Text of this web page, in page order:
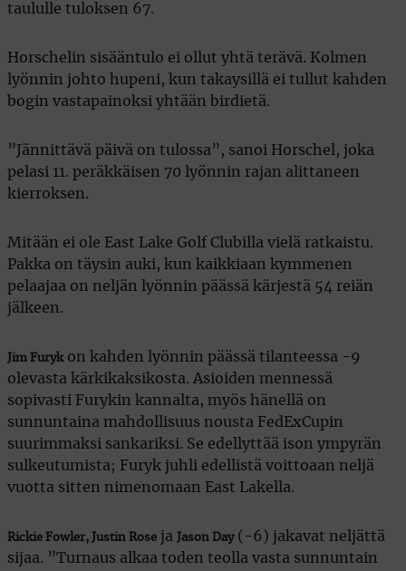
taululle tuloksen 67.
Horschelin sisääntulo ei ollut yhtä terävä. Kolmen
lyönnin johto hupeni, kun takaysillä ei tullut kahden
bogin vastapainoksi yhtään birdietä.
”Jännittävä päivä on tulossa”, sanoi Horschel, joka
pelasi 11. peräkkäisen 70 lyönnin rajan alittaneen
kierroksen.
Mitään ei ole East Lake Golf Clubilla vielä ratkaistu.
Pakka on täysin auki, kun kaikkiaan kymmenen
pelaajaa on neljän lyönnin päässä kärjestä 54 reiän
jälkeen.
Jim Furyk on kahden lyönnin päässä tilanteessa -9
olevasta kärkikaksikosta. Asioiden mennessä
sopivasti Furykin kannalta, myös hänellä on
sunnuntaina mahdollisuus nousta FedExCupin
suurimmaksi sankariksi. Se edellyttää ison ympyrän
sulkeutumista; Furyk juhli edellistä voittoaan neljä
vuotta sitten nimenomaan East Lakella.
Rickie Fowler, Justin Rose ja Jason Day(-6) jakavat neljättä
sijaa. ”Turnaus alkaa toden teolla vasta sunnuntain